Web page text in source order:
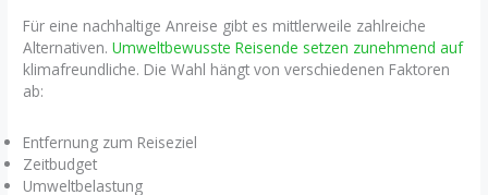
Für eine nachhaltige Anreise gibt es mittlerweile zahlreiche
Alternativen.Umweltbewusste Reisende setzen zunehmend auf
klimafreundliche. Die Wahl hängt von verschiedenen Faktoren
ab:
Entfernung zum Reiseziel
Zeitbudget
Umweltbelastung